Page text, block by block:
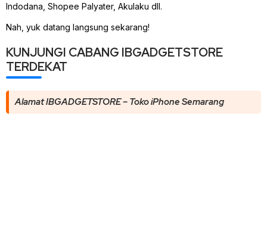
Indodana, Shopee Palyater, Akulaku dll.
Nah, yuk datang langsung sekarang!
KUNJUNGI CABANG IBGADGETSTORE
TERDEKAT
Alamat IBGADGETSTORE – Toko iPhone Semarang